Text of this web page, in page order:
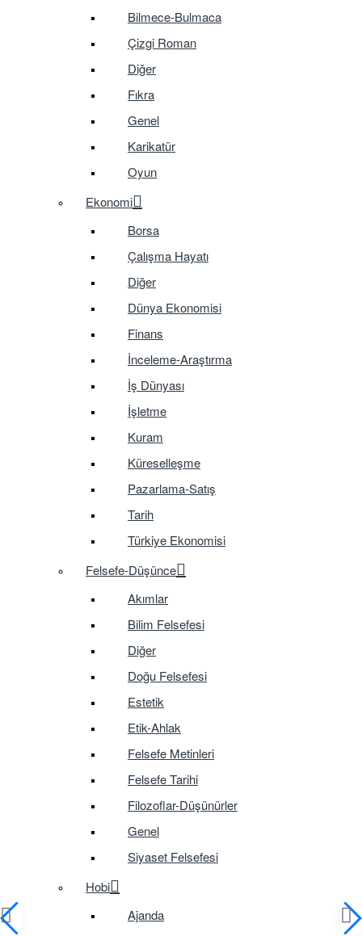
Bilmece-Bulmaca
Çizgi Roman
Diğer
Fıkra
Genel
Karikatür
Oyun
Ekonomi
Borsa
Çalışma Hayatı
Diğer
Dünya Ekonomisi
Finans
İnceleme-Araştırma
İş Dünyası
İşletme
Kuram
Küreselleşme
Pazarlama-Satış
Tarih
Türkiye Ekonomisi
Felsefe-Düşünce
Akımlar
Bilim Felsefesi
Diğer
Doğu Felsefesi
Estetik
Etik-Ahlak
Felsefe Metinleri
Felsefe Tarihi
Filozoflar-Düşünürler
Genel
Siyaset Felsefesi
Hobi
Ajanda